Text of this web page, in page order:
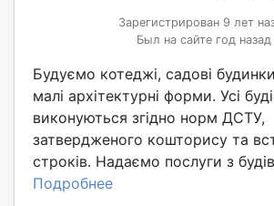
Зарегистрирован 9 лет
Был на сайте год назад
Будуємо котеджі, садові
малі архітектурні форми. Усі
виконуються згідно норм ДСТУ,
затвердженого кошторису та
строків. Надаємо послуги з
Подробнее